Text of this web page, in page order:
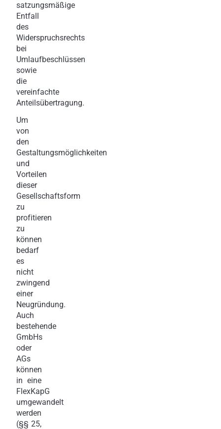
satzungsmäßige
Entfall
des
Widerspruchsrechts
bei
Umlaufbeschlüssen
sowie
die
vereinfachte
Anteilsübertragung.
Um
von
den
Gestaltungsmöglichkeiten
und
Vorteilen
dieser
Gesellschaftsform
zu
profitieren
zu
können
bedarf
es
nicht
zwingend
einer
Neugründung.
Auch
bestehende
GmbHs
oder
AGs
können
in eine
FlexKapG
umgewandelt
werden
(§§ 25,